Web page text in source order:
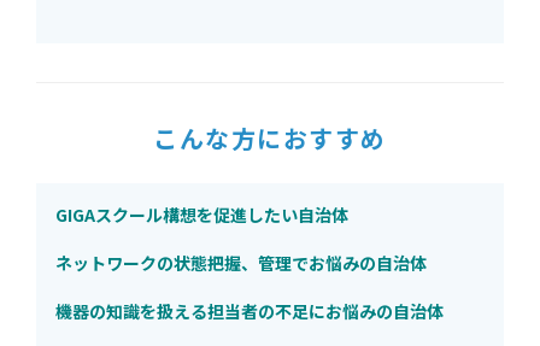
こんな方におすすめ
GIGAスクール構想を促進したい自治体
ネットワークの状態把握、管理でお悩みの自治体
機器の知識を扱える担当者の不足にお悩みの自治体